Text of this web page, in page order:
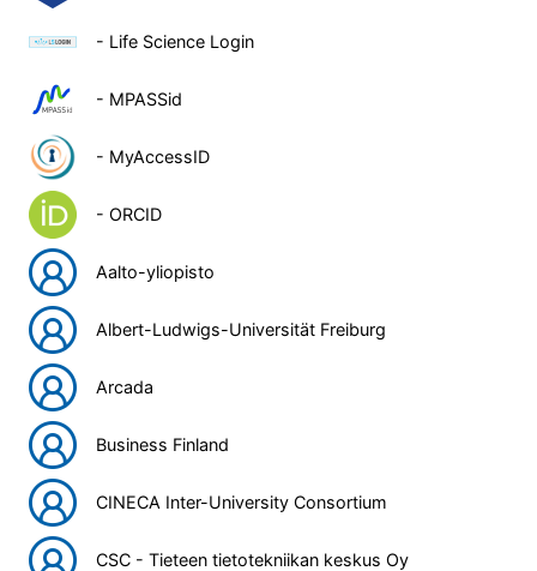
- Life Science Login
- MPASSid
- MyAccessID
- ORCID
Aalto-yliopisto
Albert-Ludwigs-Universität Freiburg
Arcada
Business Finland
CINECA Inter-University Consortium
CSC - Tieteen tietotekniikan keskus Oy